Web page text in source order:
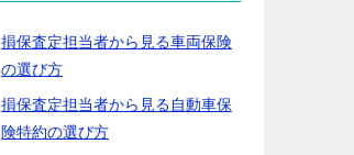
損保査定担当者から見る車両保険
の選び方
損保査定担当者から見る自動車保
険特約の選び方